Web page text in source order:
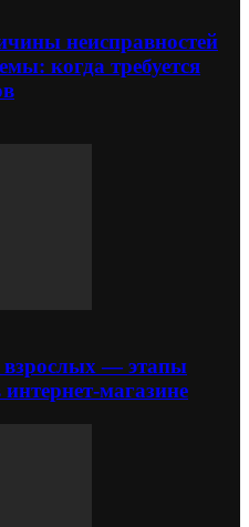
неисправностей
когда требуется
— этапы
магазине